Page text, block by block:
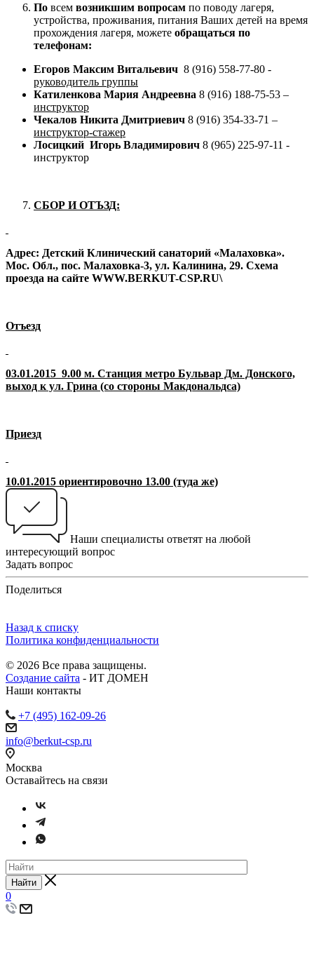
По всем возникшим вопросам по поводу лагеря,
устройства, проживания, питания Ваших детей на время
прохождения лагеря, можете обращаться по
телефонам:
Егоров Максим Витальевич 8 (916) 558-77-80 -
руководитель группы
Катиленкова Мария Андреевна 8 (916) 188-75-53 –
инструктор
Чекалов Никита Дмитриевич 8 (916) 354-33-71 –
инструктор-стажер
Лосицкий Игорь Владимирович 8 (965) 225-97-11 -
инструктор
СБОР И ОТЪЗД:
Адрес: Детский Клинический санаторий «Малаховка».
Мос. Обл., пос. Малаховка-3, ул. Калинина, 29. Схема
проезда на сайте WWW.BERKUT-CSP.RU\
Отъезд
03.01.2015 9.00 м. Станция метро Бульвар Дм. Донского,
выход к ул. Грина (со стороны Макдональдса)
Приезд
10.01.2015 ориентировочно 13.00 (туда же)
Наши специалисты ответят на любой
интересующий вопрос
Задать вопрос
Поделиться
Назад к списку
Политика конфиденциальности
© 2026 Все права защищены.
Создание сайта - ИТ ДОМЕН
Наши контакты
+7 (495) 162-09-26
info@berkut-csp.ru
Москва
Оставайтесь на связи
Найти
0